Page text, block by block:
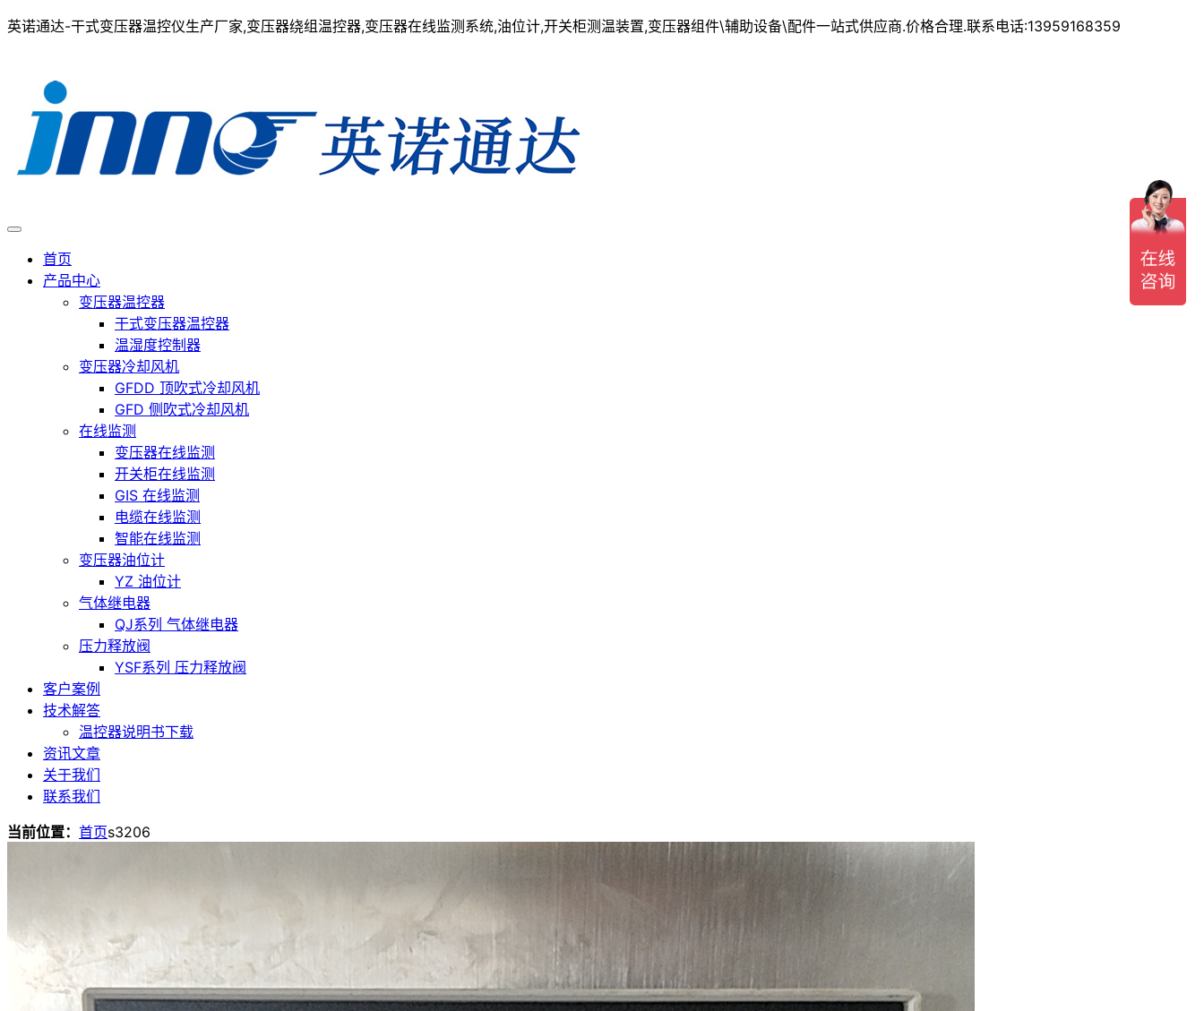
英诺通达-干式变压器温控仪生产厂家,变压器绕组温控器,变压器在线监测系统,油位计,开关柜测温装置,变压器组件\辅助设备\配件一站式供应商.价格合理.联系电话:13959168359
首页
产品中心
变压器温控器
干式变压器温控器
温湿度控制器
变压器冷却风机
GFDD 顶吹式冷却风机
GFD 侧吹式冷却风机
在线监测
变压器在线监测
开关柜在线监测
GIS 在线监测
电缆在线监测
智能在线监测
变压器油位计
YZ 油位计
气体继电器
QJ系列 气体继电器
压力释放阀
YSF系列 压力释放阀
客户案例
技术解答
温控器说明书下载
资讯文章
关于我们
联系我们
当前位置： 首页s3206